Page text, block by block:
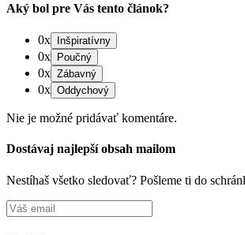
Aký bol pre Vás tento článok?
0x
0x
0x
0x
Nie je možné pridávať komentáre.
Dostávaj najlepší obsah mailom
Nestíhaš všetko sledovať? Pošleme ti do